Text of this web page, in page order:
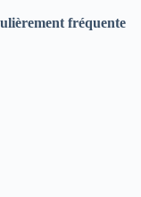
fréquente